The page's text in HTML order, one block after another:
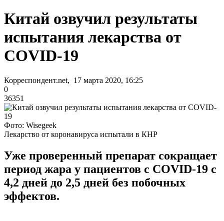
Китай озвучил результаты
испытания лекарства от
COVID-19
Корреспондент.net, 17 марта 2020, 16:25
0
36351
Фото: Wisegeek
Лекарство от коронавируса испытали в КНР
Уже проверенный препарат сокращает
период жара у пациентов с COVID-19 с
4,2 дней до 2,5 дней без побочных
эффектов.